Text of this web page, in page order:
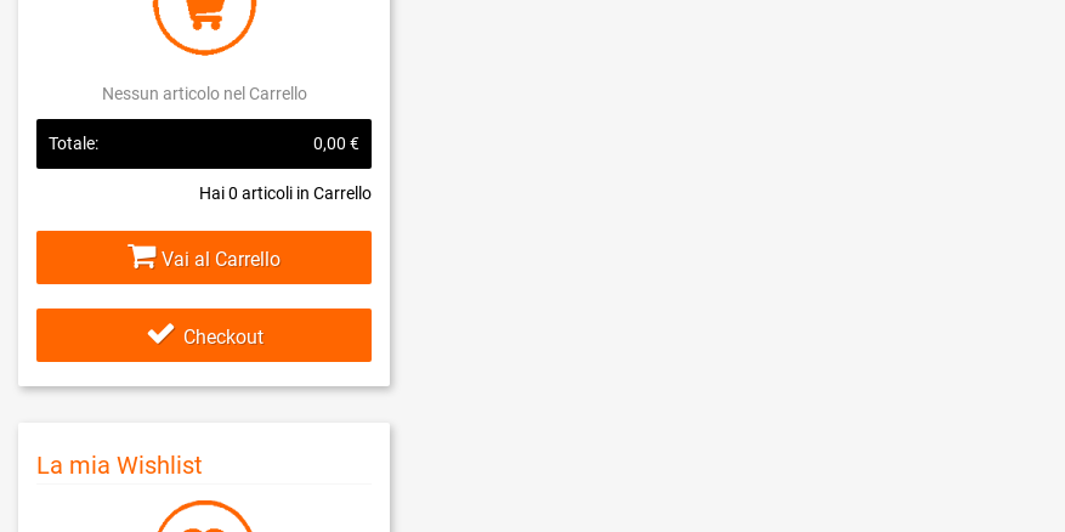
Nessun articolo nel Carrello
Hai0 articoli in Carrello
Totale: 0,00 €
Vai al Carrello
Checkout
La mia Wishlist